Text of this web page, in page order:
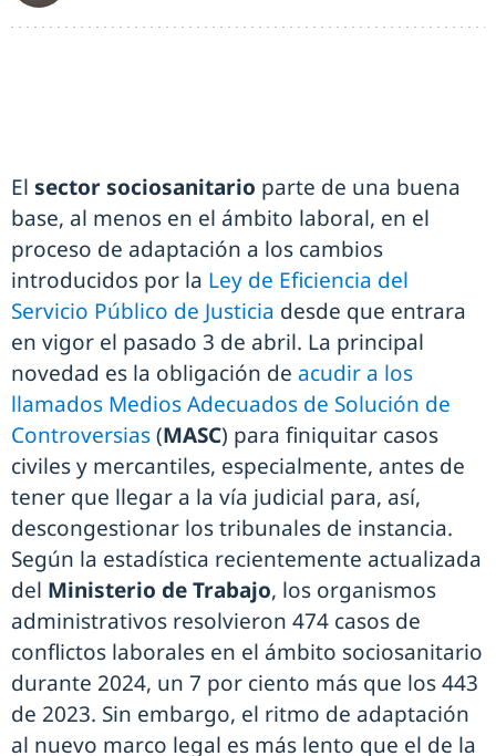
El sector sociosanitario parte de una buena
base, al menos en el ámbito laboral, en el
proceso de adaptación a los cambios
introducidos por la Ley de Eficiencia del
Servicio Público de Justicia desde que entrara
en vigor el pasado 3 de abril. La principal
novedad es la obligación de acudir a los
llamados Medios Adecuados de Solución de
Controversias(MASC) para finiquitar casos
civiles y mercantiles, especialmente, antes de
tener que llegar a la vía judicial para, así,
descongestionar los tribunales de instancia.
Según la estadística recientemente actualizada
del Ministerio de Trabajo, los organismos
administrativos resolvieron 474 casos de
conflictos laborales en el ámbito sociosanitario
durante 2024, un 7 por ciento más que los 443
de 2023. Sin embargo, el ritmo de adaptación
al nuevo marco legal es más lento que el de la